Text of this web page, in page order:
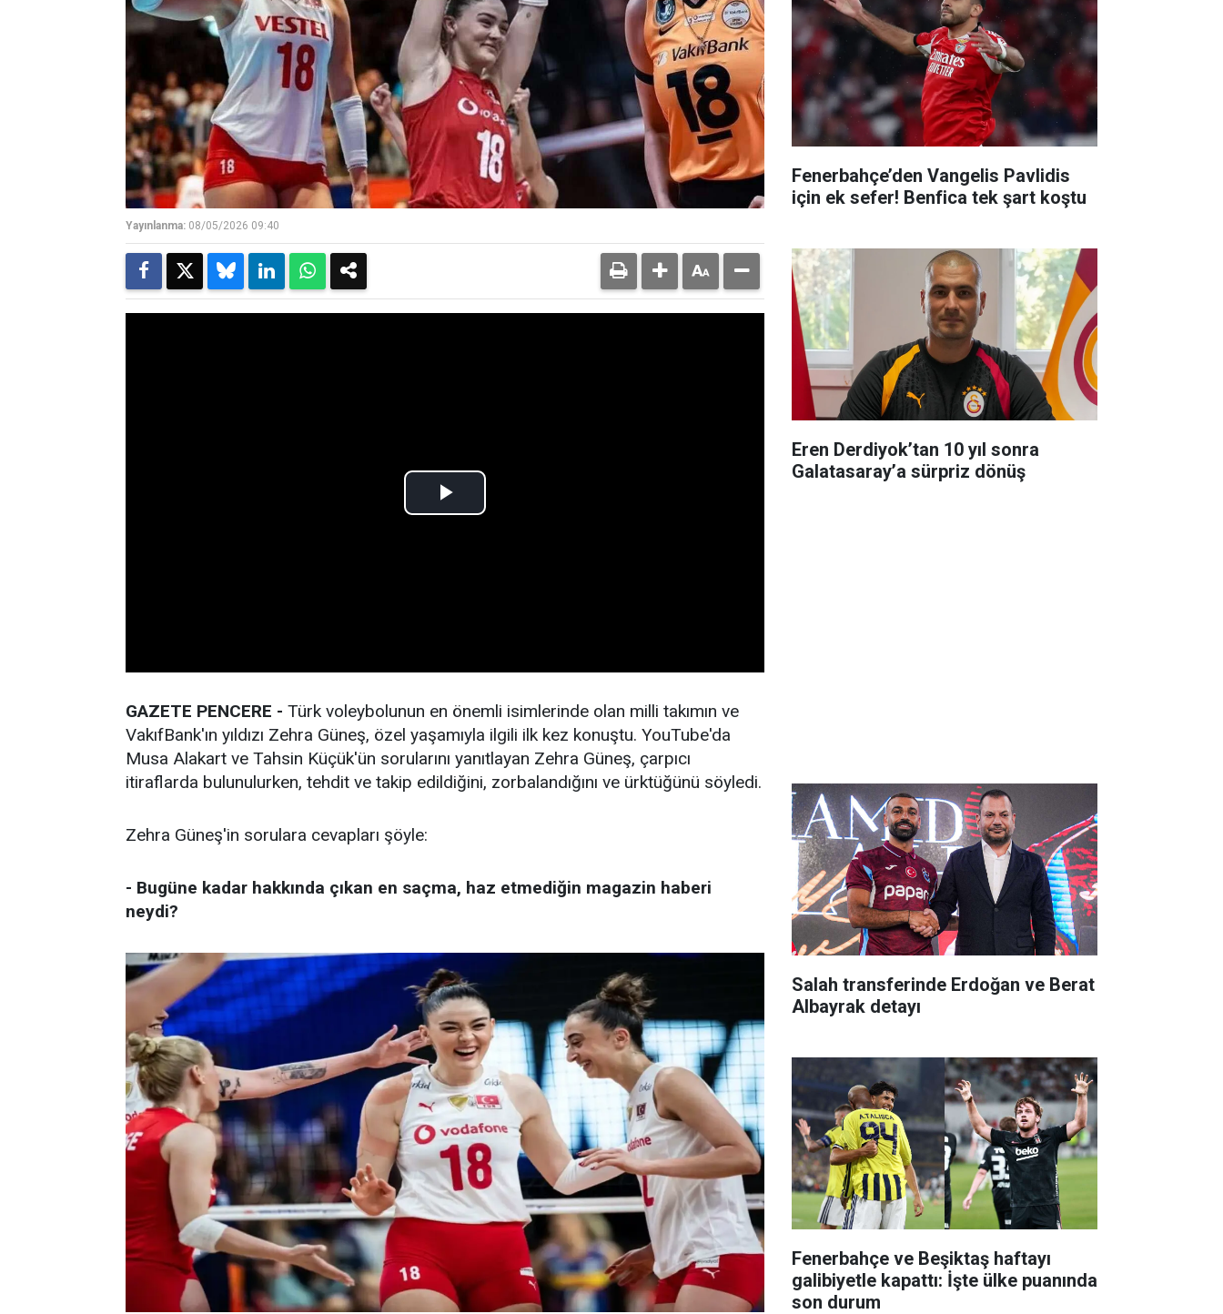
Yayınlanma: 08/05/2026 09:40
GAZETE PENCERE - Türk voleybolunun en önemli isimlerinde olan milli takımın ve
VakıfBank'ın yıldızı Zehra Güneş, özel yaşamıyla ilgili ilk kez konuştu. YouTube'da
Musa Alakart ve Tahsin Küçük'ün sorularını yanıtlayan Zehra Güneş, çarpıcı
itiraflarda bulunulurken, tehdit ve takip edildiğini, zorbalandığını ve ürktüğünü söyledi.
Zehra Güneş'in sorulara cevapları şöyle:
- Bugüne kadar hakkında çıkan en saçma, haz etmediğin magazin haberi
neydi?
Fenerbahçe’den Vangelis Pavlidis
için ek sefer! Benfica tek şart koştu
Eren Derdiyok’tan 10 yıl sonra
Galatasaray’a sürpriz dönüş
Salah transferinde Erdoğan ve Berat
Albayrak detayı
Fenerbahçe ve Beşiktaş haftayı
galibiyetle kapattı: İşte ülke puanında
son durum